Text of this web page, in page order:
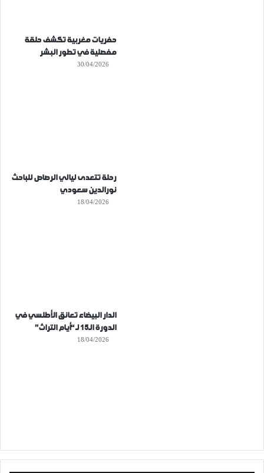
حفريات مغربية تكشف حلقة
مفصلية في تطور البشر
30/04/2026
رحلة تتعدى ليالي الرصاص للباحث
نورالدين سعودي
18/04/2026
الدار البيضاء تعانق الأطلسي في
الدورة الـ15 لـ “أيام التراث”
18/04/2026